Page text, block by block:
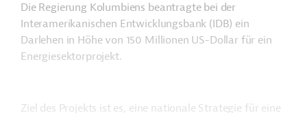
Die Regierung Kolumbiens beantragte bei der
Interamerikanischen Entwicklungsbank (IDB) ein
Darlehen in Höhe von 150 Millionen US-Dollar für ein
Energiesektorprojekt.
Ziel des Projekts ist es, eine nationale Strategie für eine